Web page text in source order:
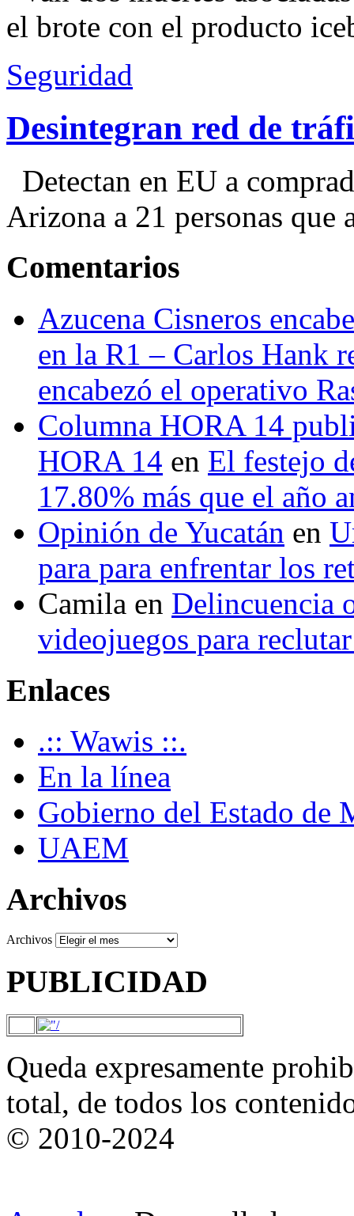
el brote con el producto
Seguridad
Desintegran red de
Detectan en EU a
Arizona a 21 personas que
Comentarios
Azucena Cisneros
en la R1 – Carlos Hank
encabezó el operativo
Columna HORA 14
HORA 14 en El festejo
17.80% más que el año
Opinión de Yucatán en
para para enfrentar los
Camila en Delincuencia
videojuegos para
Enlaces
.:: Wawis ::.
En la línea
Gobierno del Estado de
UAEM
Archivos
Archivos
PUBLICIDAD
Queda expresamente
total, de todos los
© 2010-2024